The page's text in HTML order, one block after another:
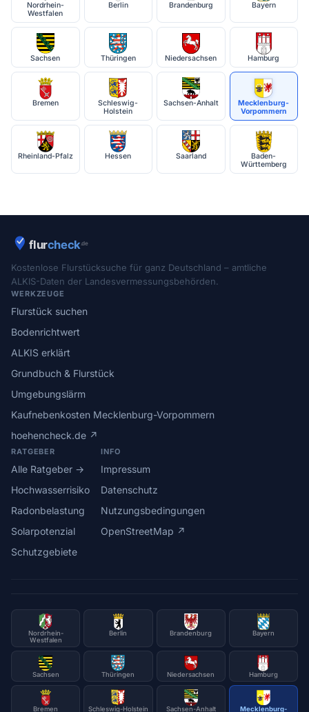
Nordrhein-
Westfalen
Berlin Brandenburg Bayern
Sachsen Thüringen Niedersachsen Hamburg
Bremen
Schleswig-
Holstein
Sachsen-Anhalt
Mecklenburg-
Vorpommern
Rheinland-Pfalz Hessen Saarland
Baden-
Württemberg
Kostenlose Flurstücksuche für ganz Deutschland – amtliche
ALKIS-Daten der Landesvermessungsbehörden.
WERKZEUGE
Flurstück suchen
Bodenrichtwert
ALKIS erklärt
Grundbuch & Flurstück
Umgebungslärm
Kaufnebenkosten Mecklenburg-Vorpommern
hoehencheck.de ↗
RATGEBER
Alle Ratgeber →
Hochwasserrisiko
Radonbelastung
Solarpotenzial
Schutzgebiete
INFO
Impressum
Datenschutz
Nutzungsbedingungen
OpenStreetMap ↗
Nordrhein-
Westfalen
Berlin Brandenburg Bayern
Sachsen Thüringen Niedersachsen Hamburg
Bremen Schleswig-Holstein Sachsen-Anhalt Mecklenburg-